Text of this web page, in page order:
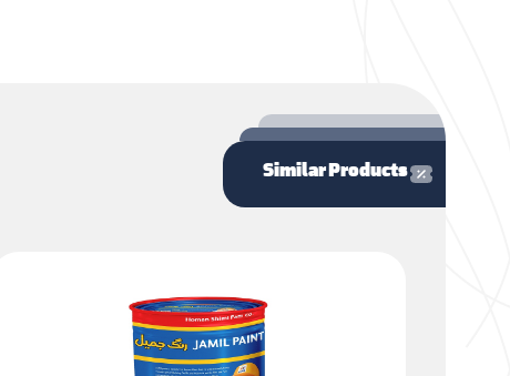
Similar Products